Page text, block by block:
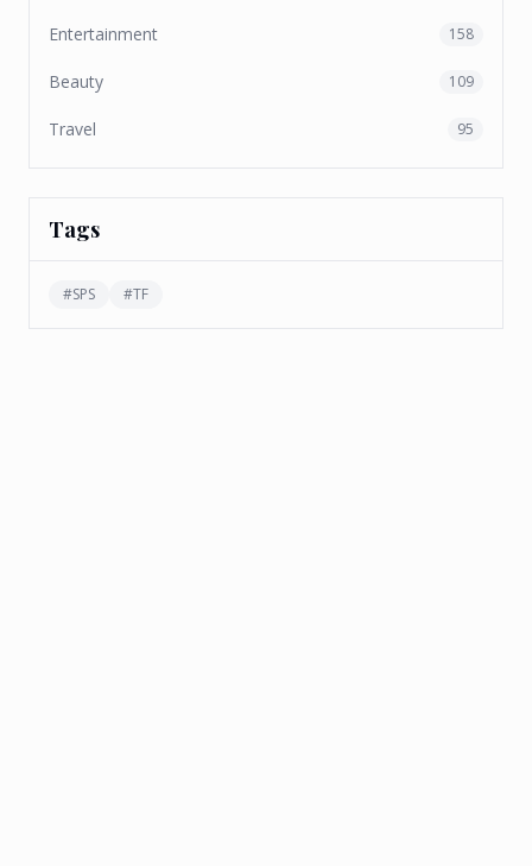
Entertainment 158
Beauty 109
Travel 95
Tags
#SPS #TF